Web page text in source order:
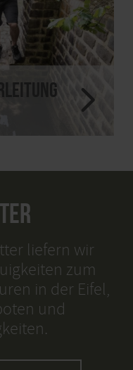
liefern wir
zum
in der Eifel,
und